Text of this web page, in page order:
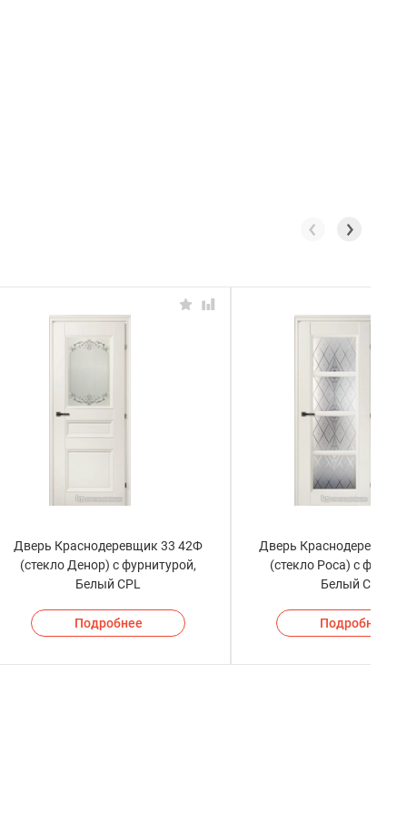
Дверь Краснодеревщик 33 42Ф
(стекло Денор) с фурнитурой,
Белый CPL
Подробнее
Дверь Краснодеревщик
(стекло Роса) с
Белый CPL
Подробнее